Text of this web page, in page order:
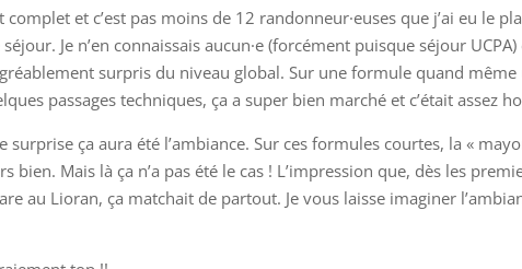
complet et c’est pas moins de 12 randonneur·euses que j’ai eu le
Je n’en connaissais aucun·e (forcément puisque séjour UCPA)
surpris du niveau global. Sur une formule quand même
passages techniques, ça a super bien marché et c’était assez
surprise ça aura été l’ambiance. Sur ces formules courtes, la «
bien. Mais là ça n’a pas été le cas ! L’impression que, dès les
au Lioran, ça matchait de partout. Je vous laisse imaginer